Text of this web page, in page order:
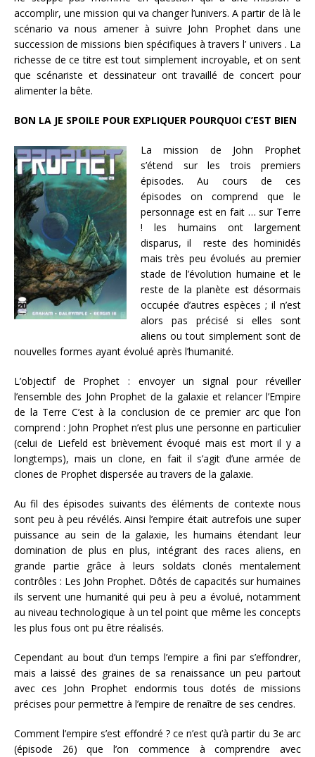
accomplir, une mission qui va changer l’univers. A partir de là le
scénario va nous amener à suivre John Prophet dans une
succession de missions bien spécifiques à travers l’ univers . La
richesse de ce titre est tout simplement incroyable, et on sent
que scénariste et dessinateur ont travaillé de concert pour
alimenter la bête.
BON LA JE SPOILE POUR EXPLIQUER POURQUOI C’EST BIEN
La mission de John Prophet
s’étend sur les trois premiers
épisodes. Au cours de ces
épisodes on comprend que le
personnage est en fait … sur Terre
! les humains ont largement
disparus, il reste des hominidés
mais très peu évolués au premier
stade de l’évolution humaine et le
reste de la planète est désormais
occupée d’autres espèces ; il n’est
alors pas précisé si elles sont
aliens ou tout simplement sont de
nouvelles formes ayant évolué après l’humanité.
L’objectif de Prophet : envoyer un signal pour réveiller
l’ensemble des John Prophet de la galaxie et relancer l’Empire
de la Terre C’est à la conclusion de ce premier arc que l’on
comprend : John Prophet n’est plus une personne en particulier
(celui de Liefeld est brièvement évoqué mais est mort il y a
longtemps), mais un clone, en fait il s’agit d’une armée de
clones de Prophet dispersée au travers de la galaxie.
Au fil des épisodes suivants des éléments de contexte nous
sont peu à peu révélés. Ainsi l’empire était autrefois une super
puissance au sein de la galaxie, les humains étendant leur
domination de plus en plus, intégrant des races aliens, en
grande partie grâce à leurs soldats clonés mentalement
contrôles : Les John Prophet. Dôtés de capacités sur humaines
ils servent une humanité qui peu à peu a évolué, notamment
au niveau technologique à un tel point que même les concepts
les plus fous ont pu être réalisés.
Cependant au bout d’un temps l’empire a fini par s’effondrer,
mais a laissé des graines de sa renaissance un peu partout
avec ces John Prophet endormis tous dotés de missions
précises pour permettre à l’empire de renaître de ses cendres.
Comment l’empire s’est effondré ? ce n’est qu’à partir du 3e arc
(épisode 26) que l’on commence à comprendre avec